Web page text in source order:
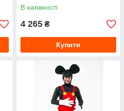
В наявності
4 265 ₴
Купити